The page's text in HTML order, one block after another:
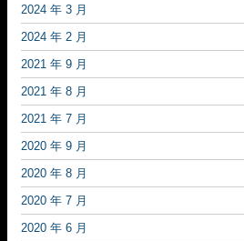
2024 年 3 月
2024 年 2 月
2021 年 9 月
2021 年 8 月
2021 年 7 月
2020 年 9 月
2020 年 8 月
2020 年 7 月
2020 年 6 月